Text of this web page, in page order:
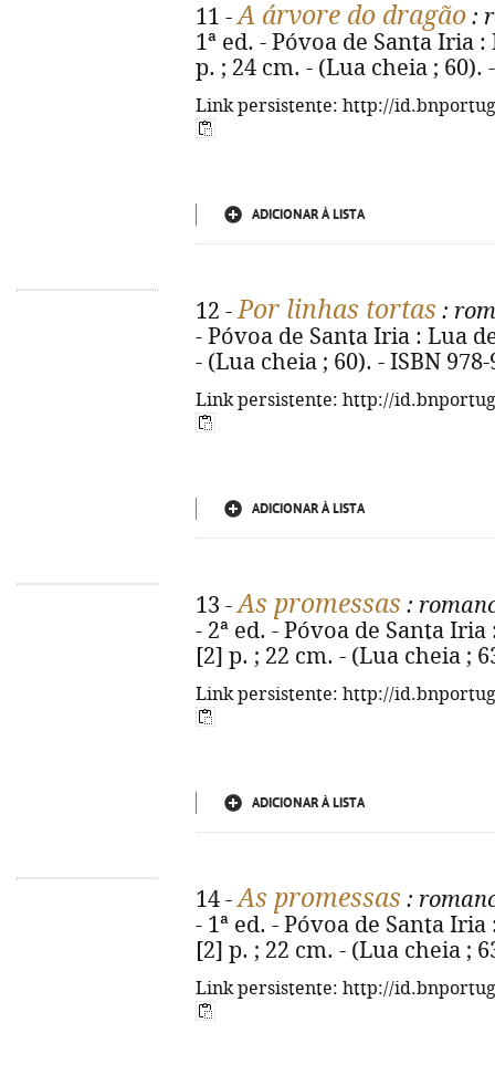
11 -A árvore do dragão :
1ª ed. - Póvoa de Santa Iria
p. ; 24 cm. - (Lua cheia ; 60).
Link persistente: http://
ADICIONAR À LISTA
12 -Por linhas tortas :
- Póvoa de Santa Iria : Lua
- (Lua cheia ; 60). - ISBN 978-
Link persistente: http://
ADICIONAR À LISTA
13 -As promessas :
- 2ª ed. - Póvoa de Santa
[2] p. ; 22 cm. - (Lua cheia ;
Link persistente: http://
ADICIONAR À LISTA
14 -As promessas :
- 1ª ed. - Póvoa de Santa
[2] p. ; 22 cm. - (Lua cheia ;
Link persistente: http://